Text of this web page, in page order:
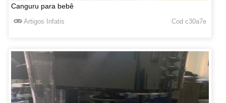
Canguru para bebê
Artigos Infatis Cod c30a7e